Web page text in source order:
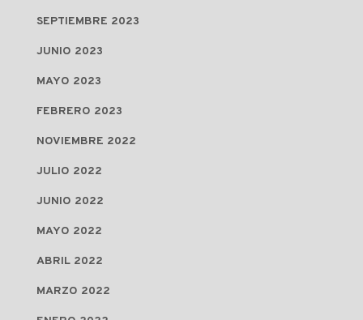
SEPTIEMBRE 2023
JUNIO 2023
MAYO 2023
FEBRERO 2023
NOVIEMBRE 2022
JULIO 2022
JUNIO 2022
MAYO 2022
ABRIL 2022
MARZO 2022